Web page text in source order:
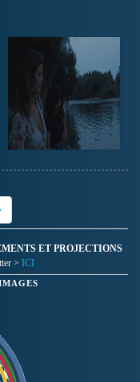
ET PROJECTIONS
> ICI